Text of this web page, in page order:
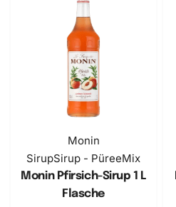
Monin
SirupSirup - PüreeMix
Monin Pfirsich-Sirup 1 L
Flasche